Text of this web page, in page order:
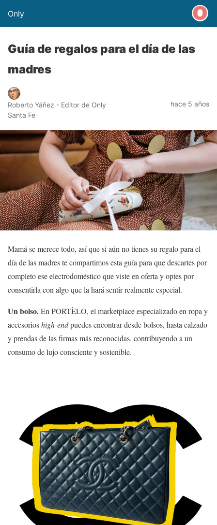
Only
Guía de regalos para el día de las
madres
Roberto Yáñez - Editor de Only
Santa Fe
hace 5 años
Mamá se merece todo, así que si aún no tienes su regalo para el
día de las madres te compartimos esta guía para que descartes por
completo ese electrodoméstico que viste en oferta y optes por
consentirla con algo que la hará sentir realmente especial.
Un bolso.En PORTÈLO, el marketplace especializado en ropa y
accesorioshigh-endpuedes encontrar desde bolsos, hasta calzado
y prendas de las firmas más reconocidas, contribuyendo a un
consumo de lujo consciente y sostenible.